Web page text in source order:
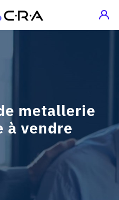
metallerie
vendre